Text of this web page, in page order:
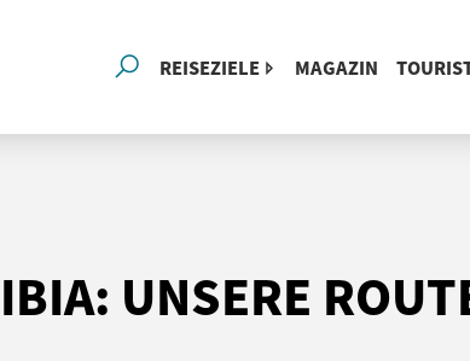
REISEZIELE MAGAZIN
UNSERE